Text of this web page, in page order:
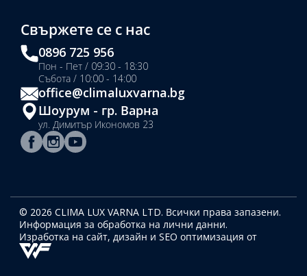
Свържете се с нас
0896 725 956
Пон - Пет / 09:30 - 18:30
Събота / 10:00 - 14:00
office@climaluxvarna.bg
Шоурум - гр. Варна
ул. Димитър Икономов 23
© 2026 CLIMA LUX VARNA LTD. Всички права запазени.
Информация за обработка на лични данни.
Изработка на сайт, дизайн и SEO оптимизация от